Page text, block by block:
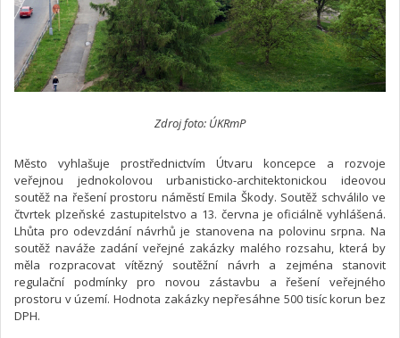
Zdroj foto: ÚKRmP
Město vyhlašuje prostřednictvím Útvaru koncepce a rozvoje
veřejnou jednokolovou urbanisticko-architektonickou ideovou
soutěž na řešení prostoru náměstí Emila Škody. Soutěž schválilo ve
čtvrtek plzeňské zastupitelstvo a 13. června je oficiálně vyhlášená.
Lhůta pro odevzdání návrhů je stanovena na polovinu srpna. Na
soutěž naváže zadání veřejné zakázky malého rozsahu, která by
měla rozpracovat vítězný soutěžní návrh a zejména stanovit
regulační podmínky pro novou zástavbu a řešení veřejného
prostoru v území. Hodnota zakázky nepřesáhne 500 tisíc korun bez
DPH.